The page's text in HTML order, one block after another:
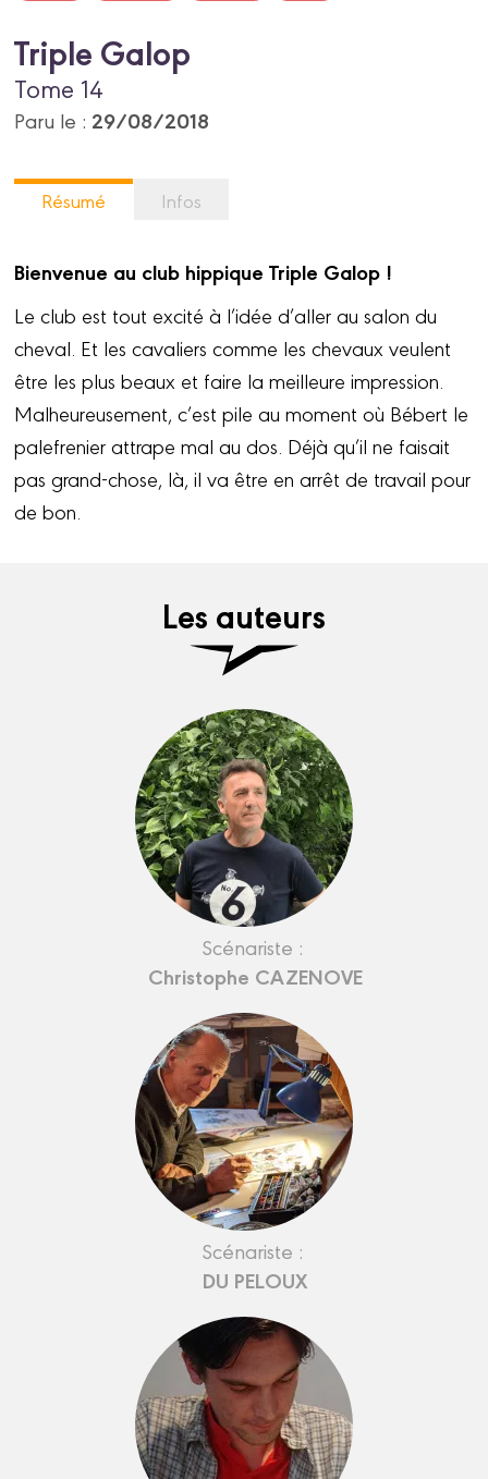
Triple Galop
Tome 14
Paru le : 29/08/2018
Résumé Infos
Bienvenue au club hippique Triple Galop !
Le club est tout excité à l’idée d’aller au salon du
cheval. Et les cavaliers comme les chevaux veulent
être les plus beaux et faire la meilleure impression.
Malheureusement, c’est pile au moment où Bébert le
palefrenier attrape mal au dos. Déjà qu’il ne faisait
pas grand-chose, là, il va être en arrêt de travail pour
de bon.
Les auteurs
Scénariste :
Christophe CAZENOVE
Scénariste :
DU PELOUX